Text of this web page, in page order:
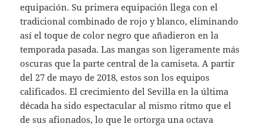
equipación. Su primera equipación llega con el
tradicional combinado de rojo y blanco, eliminando
así el toque de color negro que añadieron en la
temporada pasada. Las mangas son ligeramente más
oscuras que la parte central de la camiseta. A partir
del 27 de mayo de 2018, estos son los equipos
calificados. El crecimiento del Sevilla en la última
década ha sido espectacular al mismo ritmo que el
de sus afionados, lo que le ortorga una octava